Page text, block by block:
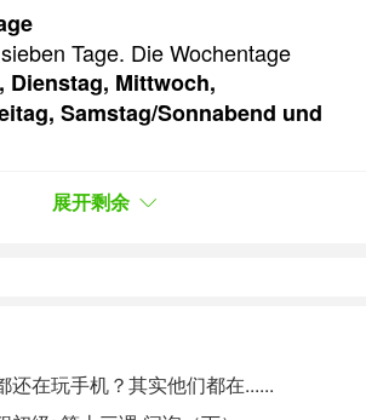
Tage. Die Wochentage
Dienstag, Mittwoch,
Samstag/Sonnabend und
Dienstag,am ...
zum Arzt?
展开剩余
还在玩手机？其实他们都在......